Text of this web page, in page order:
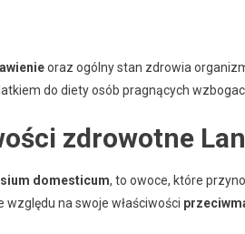
oraz ogólny stan zdrowia
do diety osób pragnących
zdrowotne
domesticum, to owoce, które
na swoje właściwości